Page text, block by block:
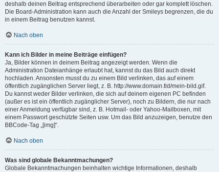
deshalb deinen Beitrag entsprechend überarbeiten oder gar komplett löschen.
Die Board-Administration kann auch die Anzahl der Smileys begrenzen, die du
in einem Beitrag benutzen kannst.
Nach oben
Kann ich Bilder in meine Beiträge einfügen?
Ja, Bilder können in deinem Beitrag angezeigt werden. Wenn die
Administration Dateianhänge erlaubt hat, kannst du das Bild auch direkt
hochladen. Ansonsten musst du zu einem Bild verlinken, das auf einem
öffentlich zugänglichen Server liegt, z. B. http://www.domain.tld/mein-bild.gif.
Du kannst weder Bilder verlinken, die sich auf deinem eigenen PC befinden
(außer es ist ein öffentlich zugänglicher Server), noch zu Bildern, die nur nach
einer Anmeldung verfügbar sind, z. B. Hotmail- oder Yahoo-Mailboxen, mit
einem Passwort geschützte Seiten usw. Um das Bild anzuzeigen, benutze den
BBCode-Tag „[img]“.
Nach oben
Was sind globale Bekanntmachungen?
Globale Bekanntmachungen beinhalten wichtige Informationen, deshalb